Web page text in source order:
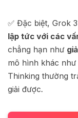
✅ Đặc biệt, Grok
lập tức với các
chẳng hạn như
mô hình khác như
Thinking thường
giải được.